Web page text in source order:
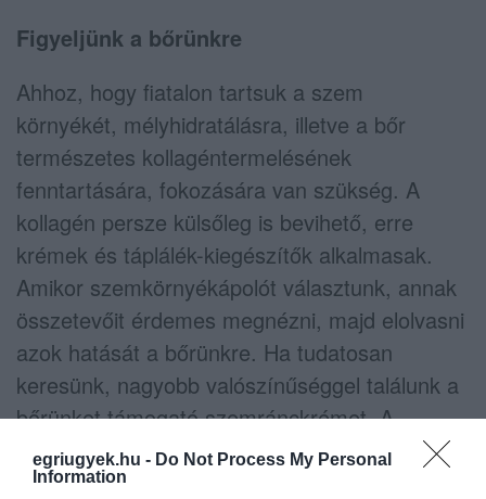
egriugyek.hu - Do Not Process My Personal
Information
Figyeljünk a bőrünkre
Ahhoz, hogy fiatalon tartsuk a szem
környékét, mélyhidratálásra, illetve a bőr
természetes kollagéntermelésének
fenntartására, fokozására van szükség. A
kollagén persze külsőleg is bevihető, erre
krémek és táplálék-kiegészítők alkalmasak.
Amikor szemkörnyékápolót választunk, annak
összetevőit érdemes megnézni, majd elolvasni
azok hatását a bőrünkre. Ha tudatosan
keresünk, nagyobb valószínűséggel találunk a
bőrünket támogató szemránckrémet. A
választásnál mindig figyelembe kell venni a
bőrtípust, amely lehet száraz, zsíros, normál